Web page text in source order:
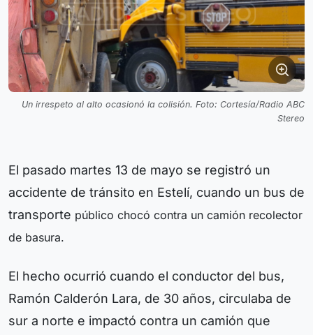
Un irrespeto al alto ocasionó la colisión. Foto: Cortesía/Radio ABC
Stereo
El pasado martes 13 de mayo se registró un
accidente de tránsito en Estelí, cuando un bus de
transporte público chocó contra un camión recolector
de basura.
El hecho ocurrió cuando el conductor del bus,
Ramón Calderón Lara, de 30 años, circulaba de
sur a norte e impactó contra un camión que